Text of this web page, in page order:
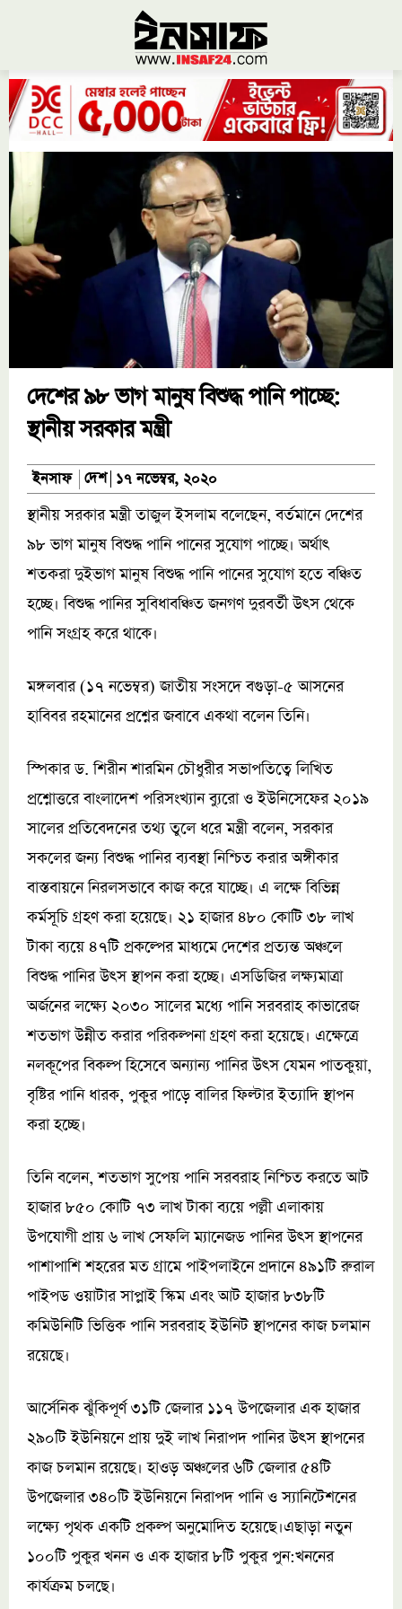
দেশের ৯৮ ভাগ মানুষ বিশুদ্ধ পানি পাচ্ছে:
স্থানীয় সরকার মন্ত্রী
ইনসাফ দেশ ১৭ নভেম্বর, ২০২০
স্থানীয় সরকার মন্ত্রী তাজুল ইসলাম বলেছেন, বর্তমানে দেশের
৯৮ ভাগ মানুষ বিশুদ্ধ পানি পানের সুযোগ পাচ্ছে। অর্থাৎ
শতকরা দুইভাগ মানুষ বিশুদ্ধ পানি পানের সুযোগ হতে বঞ্চিত
হচ্ছে। বিশুদ্ধ পানির সুবিধাবঞ্চিত জনগণ দুরবর্তী উৎস থেকে
পানি সংগ্রহ করে থাকে।
মঙ্গলবার (১৭ নভেম্বর) জাতীয় সংসদে বগুড়া-৫ আসনের
হাবিবর রহমানের প্রশ্নের জবাবে একথা বলেন তিনি।
স্পিকার ড. শিরীন শারমিন চৌধুরীর সভাপতিত্বে লিখিত
প্রশ্নোত্তরে বাংলাদেশ পরিসংখ্যান ব্যুরো ও ইউনিসেফের ২০১৯
সালের প্রতিবেদনের তথ্য তুলে ধরে মন্ত্রী বলেন, সরকার
সকলের জন্য বিশুদ্ধ পানির ব্যবস্থা নিশ্চিত করার অঙ্গীকার
বাস্তবায়নে নিরলসভাবে কাজ করে যাচ্ছে। এ লক্ষে বিভিন্ন
কর্মসূচি গ্রহণ করা হয়েছে। ২১ হাজার ৪৮০ কোটি ৩৮ লাখ
টাকা ব্যয়ে ৪৭টি প্রকল্পের মাধ্যমে দেশের প্রত্যন্ত অঞ্চলে
বিশুদ্ধ পানির উৎস স্থাপন করা হচ্ছে। এসডিজির লক্ষ্যমাত্রা
অর্জনের লক্ষ্যে ২০৩০ সালের মধ্যে পানি সরবরাহ কাভারেজ
শতভাগ উন্নীত করার পরিকল্পনা গ্রহণ করা হয়েছে। এক্ষেত্রে
নলকূপের বিকল্প হিসেবে অন্যান্য পানির উৎস যেমন পাতকুয়া,
বৃষ্টির পানি ধারক, পুকুর পাড়ে বালির ফিল্টার ইত্যাদি স্থাপন
করা হচ্ছে।
তিনি বলেন, শতভাগ সুপেয় পানি সরবরাহ নিশ্চিত করতে আট
হাজার ৮৫০ কোটি ৭৩ লাখ টাকা ব্যয়ে পল্লী এলাকায়
উপযোগী প্রায় ৬ লাখ সেফলি ম্যানেজড পানির উৎস স্থাপনের
পাশাপাশি শহরের মত গ্রামে পাইপলাইনে প্রদানে ৪৯১টি রুরাল
পাইপড ওয়াটার সাপ্লাই স্কিম এবং আট হাজার ৮৩৮টি
কমিউনিটি ভিত্তিক পানি সরবরাহ ইউনিট স্থাপনের কাজ চলমান
রয়েছে।
আর্সেনিক ঝুঁকিপূর্ণ ৩১টি জেলার ১১৭ উপজেলার এক হাজার
২৯০টি ইউনিয়নে প্রায় দুই লাখ নিরাপদ পানির উৎস স্থাপনের
কাজ চলমান রয়েছে। হাওড় অঞ্চলের ৬টি জেলার ৫৪টি
উপজেলার ৩৪০টি ইউনিয়নে নিরাপদ পানি ও স্যানিটেশনের
লক্ষ্যে পৃথক একটি প্রকল্প অনুমোদিত হয়েছে।এছাড়া নতুন
১০০টি পুকুর খনন ও এক হাজার ৮টি পুকুর পুন:খননের
কার্যক্রম চলছে।